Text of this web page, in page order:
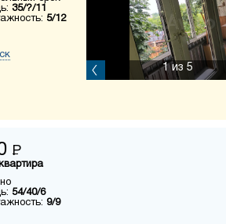
35/?/11
5/12
1из 5
Р
54/40/6
9/9